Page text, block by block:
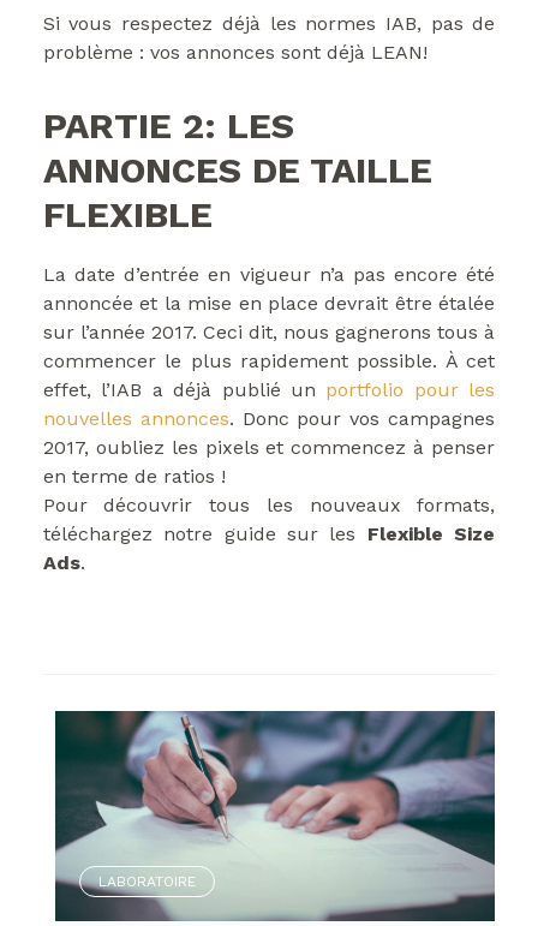
Si vous respectez déjà les normes IAB, pas de
problème : vos annonces sont déjà LEAN!
PARTIE 2: LES
ANNONCES DE TAILLE
FLEXIBLE
La date d’entrée en vigueur n’a pas encore été
annoncée et la mise en place devrait être étalée
sur l’année 2017. Ceci dit, nous gagnerons tous à
commencer le plus rapidement possible. À cet
effet, l’IAB a déjà publié un portfolio pour les
nouvelles annonces. Donc pour vos campagnes
2017, oubliez les pixels et commencez à penser
en terme de ratios !
Pour découvrir tous les nouveaux formats,
téléchargez notre guide sur les Flexible Size
Ads.
LABORATOIRE